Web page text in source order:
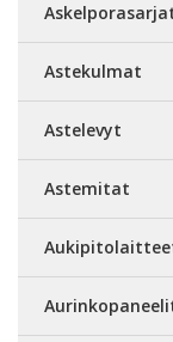
Astekulmat
Astelevyt
Astemitat